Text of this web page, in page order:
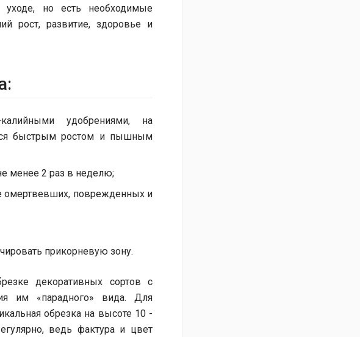
но есть необходимые
рост, развитие, здоровье и
удобрениями, на
быстрым ростом и пышным
менее 2 раз в неделю;
омертвевших, поврежденных и
прикорневую зону.
декоративных сортов с
им «парадного» вида. Для
обрезка на высоте 10 -
ведь фактура и цвет